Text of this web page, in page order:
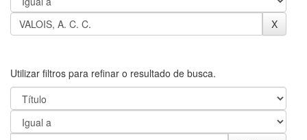
Utilizar filtros para refinar o resultado de busca.